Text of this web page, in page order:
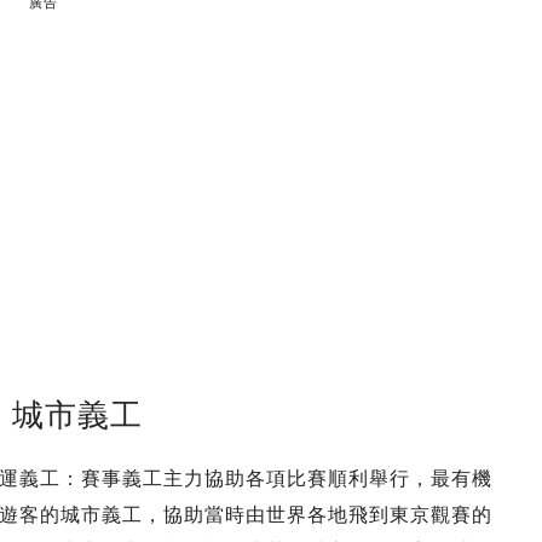
城市義工
義工：賽事義工主力協助各項比賽順利舉行，最有機
客的城市義工，協助當時由世界各地飛到東京觀賽的